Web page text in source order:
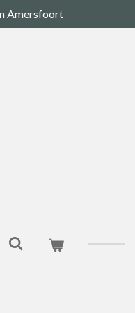
Amersfoort